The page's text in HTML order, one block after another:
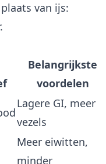
van ijs:
Belangrijkste
voordelen
Lagere GI, meer
vezels
Meer eiwitten,
minder